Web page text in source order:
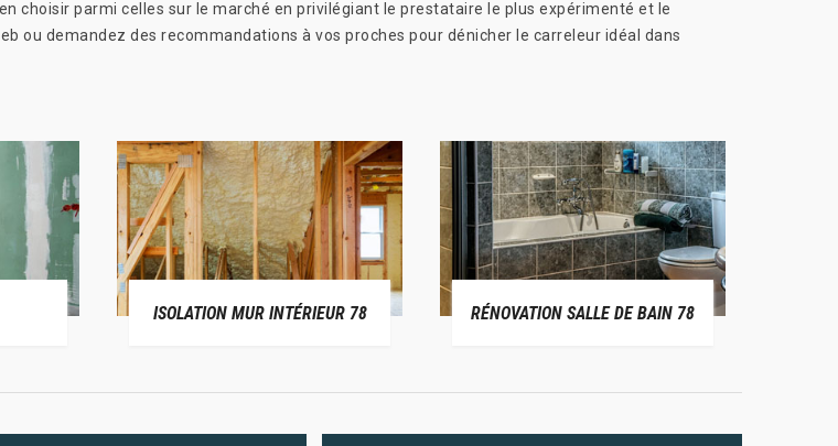
choisir parmi celles sur le marché en privilégiant le prestataire le plus expérimenté et le
ou demandez des recommandations à vos proches pour dénicher le carreleur idéal dans
ISOLATION MUR INTÉRIEUR 78 RÉNOVATION SALLE DE BAIN 78